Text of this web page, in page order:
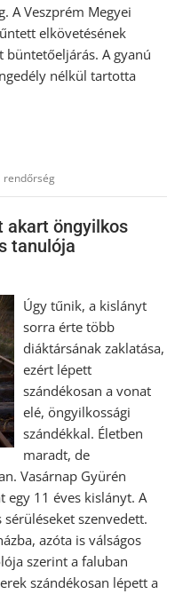
A Veszprém Megyei
elkövetésének
A gyanú
nélkül tartotta
rendőrség
akart öngyilkos
tanulója
Úgy tűnik, a kislányt
sorra érte több
diáktársának zaklatása,
ezért lépett
szándékosan a vonat
elé, öngyilkossági
szándékkal. Életben
maradt, de
Vasárnap Gyürén
egy 11 éves kislányt. A
szenvedett.
azóta is válságos
szerint a faluban
szándékosan lépett a